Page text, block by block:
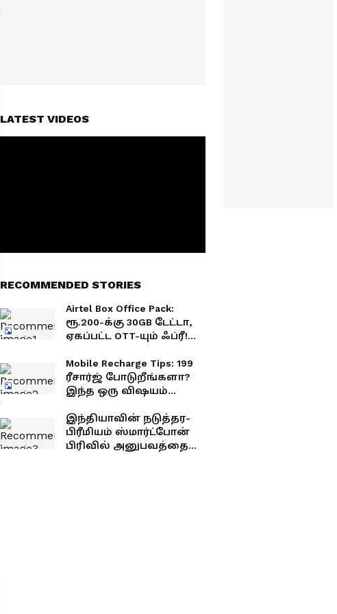
LATEST VIDEOS
RECOMMENDED STORIES
Airtel Box Office Pack:
ரூ.200-க்கு 30GB டேட்டா,
ஏகப்பட்ட OTT-யும் ஃப்ரீ!
ஆஃபர்
Mobile Recharge Tips: 199
ரீசார்ஜ் போடுறீங்களா?
இந்த ஒரு விஷயம்
வீணாக்குறாங்க!
இந்தியாவின் நடுத்தர-
பிரீமியம் ஸ்மார்ட்போன்
பிரிவில் அனுபவத்தை